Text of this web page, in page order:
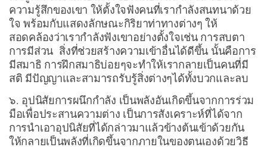
ความรู้สึกของเขา ให้ตั้งใจฟังคนที่เรากำลังสนทนาด้วย
ใจ พร้อมกับแสดงลักษณะกิริยาท่าทางต่างๆ ให้
สอดคล้องว่าเรากำลังฟังเขาอย่างตั้งใจเช่น การสบตา
การมีส่วน สิ่งที่ช่วยสร้างความเข้าอื่นได้ดีขึ้น นั้นคือการ
มีสมาธิ การฝึกสมาธิบ่อยๆจะทำให้เรากลายเป็นคนที่มี
สติ มีปัญญาและสามารถรับรู้สิ่งต่างๆได้ทั้งบวกและลบ
๖. อุปนิสัยการผนึกกำลัง เป็นพลังอันเกิดขึ้นจากการร่วม
มือเพื่อประสานความต่าง เป็นการสังเคราะห์ที่ได้จาก
การนำเอาอุปนิสัยที่ได้กล่าวมาแล้วข้างต้นเข้าด้วยกัน
ให้กลายเป็นพลังที่เกิดขึ้นจากภายในของตนเองด้วยวิธี